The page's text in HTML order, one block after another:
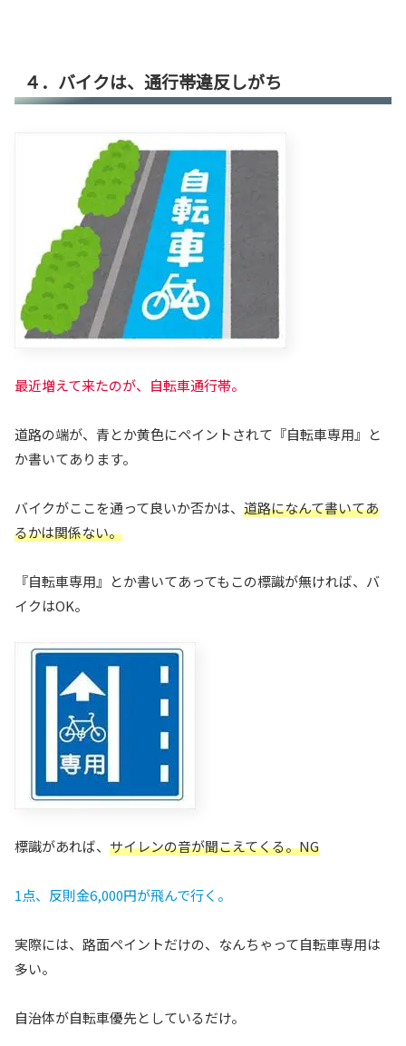
４．バイクは、通行帯違反しがち
最近増えて来たのが、自転車通行帯。
道路の端が、青とか黄色にペイントされて『自転車専用』と
か書いてあります。
バイクがここを通って良いか否かは、 道路になんて書いてあ
るかは関係ない。
『自転車専用』とか書いてあってもこの標識が無ければ、バ
イクはOK。
標識があれば、 サイレンの音が聞こえてくる。NG
1点、反則金6,000円が飛んで行く。
実際には、路面ペイントだけの、なんちゃって自転車専用は
多い。
自治体が自転車優先としているだけ。